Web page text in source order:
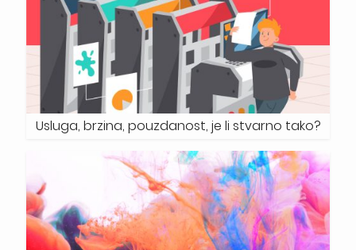
Usluga, brzina, pouzdanost, je li stvarno tako?